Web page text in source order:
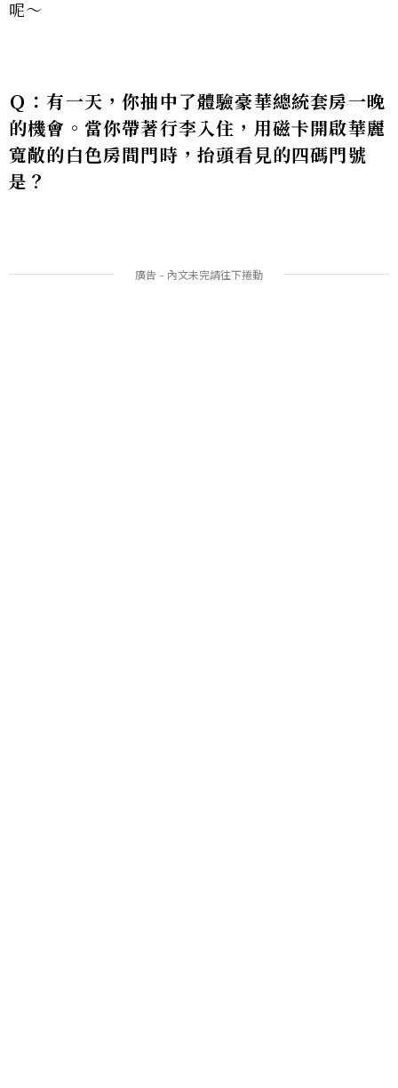
呢～
Ｑ：有一天，你抽中了體驗豪華總統套房一晚
的機會。當你帶著行李入住，用磁卡開啟華麗
寬敞的白色房間門時，抬頭看見的四碼門號
是？